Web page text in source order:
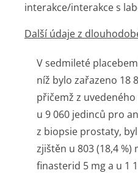
interakce/interakce s
Další údaje z
V sedmileté
níž bylo zařazeno 18
přičemž z
u 9 060 jedinců pro
z biopsie prostaty,
zjištěn u 803 (18,4
finasterid 5 mg a u 1